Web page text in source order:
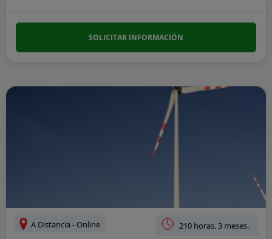
SOLICITAR INFORMACIÓN
A Distancia - Online 210 horas. 3 meses.